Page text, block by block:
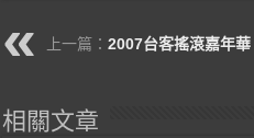
上一篇：2007台客搖滾嘉年華
相關文章